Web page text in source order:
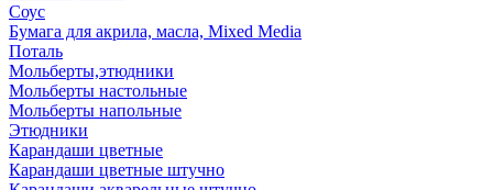
Соус
Бумага для акрила, масла, Mixed Media
Поталь
Мольберты,этюдники
Мольберты настольные
Мольберты напольные
Этюдники
Карандаши цветные
Карандаши цветные штучно